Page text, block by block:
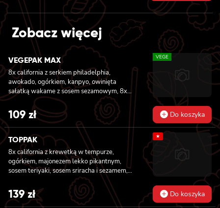
was:
249 zł.
price
is:
229 zł.
Zobacz więcej
VEGEPAK MAX
8x california z serkiem philadelphia,
awokado, ogórkiem, kanpyo, owinięta
sałatką wakame z sosem sezamowym, 8x
california z serkiem philadelphia, awokado,
jabłkiem, owinięta opalonym cheddarem, z
sosem teriyaki, 8x california z serkiem
philadelphia i mango, owinięta awokado z
sosem teriyaki, 6x futomaki z batatem w
tempurze, serkiem philadelphia, ogórkiem,
kanpyo, sałatą, 6x futomaki z wędzonym
tofu, ogórkiem, oshinko i sałatą, 6x futomaki z
kanpyo i porem w tempurze, ogórkiem,
VEGE
109 zł Do koszyka
TOPPAK
8x california z krewetką w tempurze,
ogórkiem, majonezem lekko pikantnym,
sosem teriyaki, sosem sriracha i sezamem,
masago owinięta łososiem, tuńczykiem,
węgorzem i krewetką, 8x california z
krewetką w tempurze, majonezem lekko
★
139zł Do koszyka